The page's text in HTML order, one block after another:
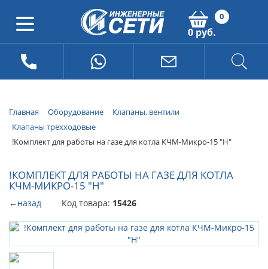
0
0 руб.
Главная Оборудование
Клапаны, вентили
Клапаны трехходовые
!Комплект для работы на газе для котла КЧМ-Микро-15 "Н"
!КОМПЛЕКТ ДЛЯ РАБОТЫ НА ГАЗЕ ДЛЯ КОТЛА
КЧМ-МИКРО-15 "Н"
←назад Код товара: 15426